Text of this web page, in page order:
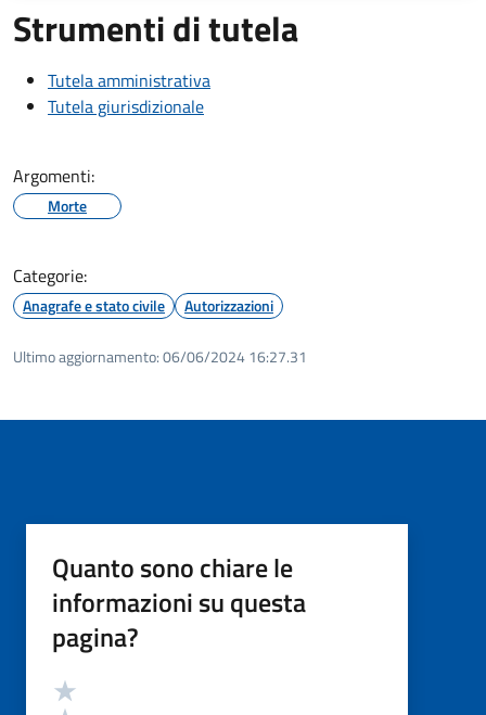
Strumenti di tutela
Tutela amministrativa
Tutela giurisdizionale
Argomenti:
Morte
Categorie:
Anagrafe e stato civile Autorizzazioni
Ultimo aggiornamento:06/06/2024 16:27.31
Quanto sono chiare le
informazioni su questa
pagina?
Valutazione